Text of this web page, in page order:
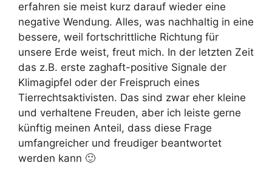
erfahren sie meist kurz darauf wieder eine
negative Wendung. Alles, was nachhaltig in eine
bessere, weil fortschrittliche Richtung für
unsere Erde weist, freut mich. In der letzten Zeit
das z.B. erste zaghaft-positive Signale der
Klimagipfel oder der Freispruch eines
Tierrechtsaktivisten. Das sind zwar eher kleine
und verhaltene Freuden, aber ich leiste gerne
künftig meinen Anteil, dass diese Frage
umfangreicher und freudiger beantwortet
werden kann 🙂